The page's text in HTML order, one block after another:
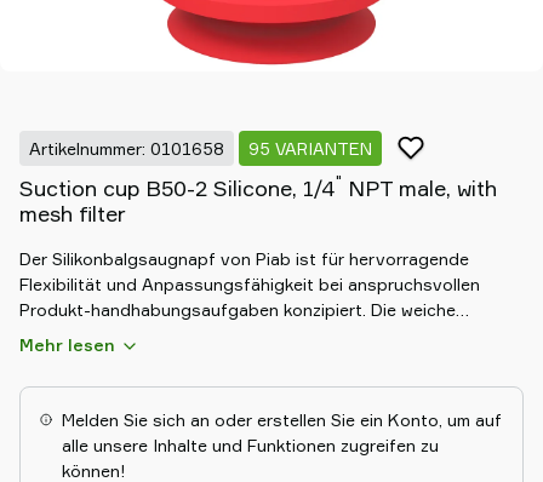
Artikelnummer: 0101658 95 VARIANTEN
Suction cup B50-2 Silicone, 1/4" NPT male, with
mesh filter
Der Silikonbalgsaugnapf von Piab ist für hervorragende
Flexibilität und Anpassungsfähigkeit bei anspruchsvollen
Produkt-handhabungsaufgaben konzipiert. Die weiche
Silikonkonstruktion gewährleistet einen sanften Griff. Sein
von Höhenunterschieden und eine effektive Handhabung von
unebenen Objekten. Langlebig und chemikalienbeständig,
bietet der Balgsaugnapf aus Silikon zuverlässige, sichere und
effiziente Leistung in anspruchsvollen
Mehr lesen
Melden Sie sich an oder erstellen Sie ein Konto, um auf
alle unsere Inhalte und Funktionen zugreifen zu
können!